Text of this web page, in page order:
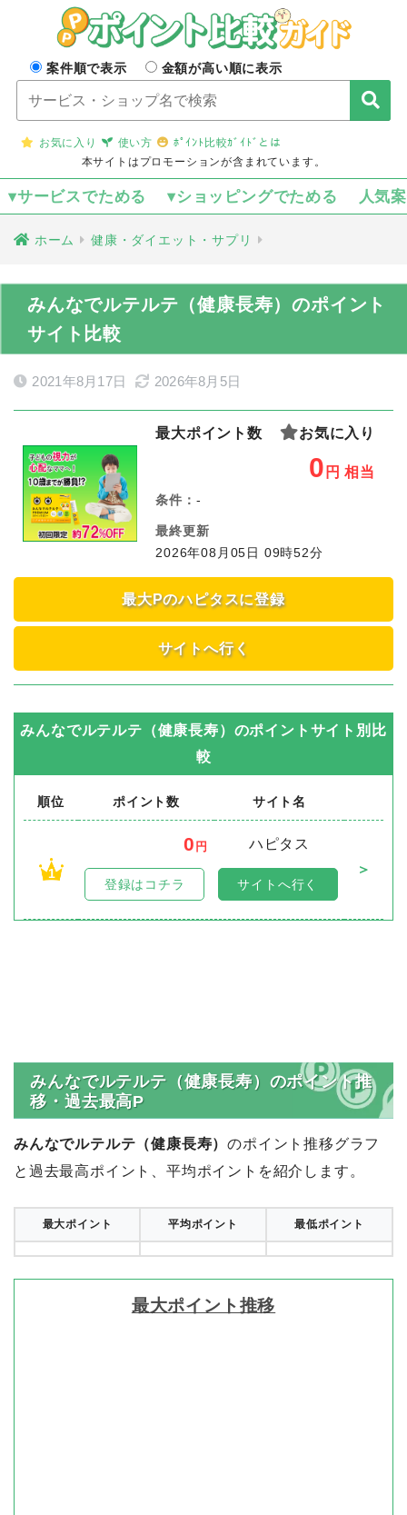
案件順で表示 金額が高い順に表示
お気に入り 使い方
ﾎﾟｲﾝﾄ比較ｶﾞｲﾄﾞとは
本サイトはプロモーションが含まれています。
▾サービスでためる ▾ショッピングでためる 人気
ホーム 健康・ダイエット・サプリ
みんなでルテルテ（健康長寿）のポイント
サイト比較
2021年8月17日 2026年8月5日
最大ポイント数 お気に入り
0 円 相当
条件： -
最終更新
2026年08月05日 09時52分
最大Pのハピタスに登録
サイトへ行く
みんなでルテルテ（健康長寿） のポイントサイト別比
較
順位 ポイント数 サイト名
1
0 円
ハピタス
＞
登録はコチラ サイトへ行く
みんなでルテルテ（健康長寿）のポイント推
移・過去最高P
みんなでルテルテ（健康長寿）のポイント推移グラフ
と過去最高ポイント、平均ポイントを紹介します。
最大ポイント 平均ポイント 最低ポイント
最大ポイント推移